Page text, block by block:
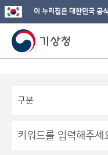
이 누리집은 대한민국 공